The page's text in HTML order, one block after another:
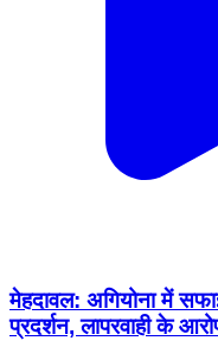
मेहदावल: अगियोना में
प्रदर्शन, लापरवाही के